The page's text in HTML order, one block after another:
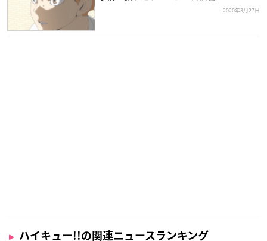
2020年3月27日
ハイキュー!!の関連ニュースランキング